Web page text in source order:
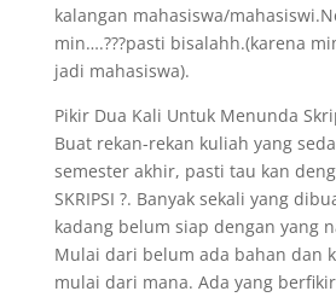
kalangan mahasiswa/
min….???pasti bisalahh.(karena
jadi mahasiswa).
Pikir Dua Kali Untuk Menunda
Buat rekan-rekan kuliah yang
semester akhir, pasti tau kan
SKRIPSI ?. Banyak sekali yang
kadang belum siap dengan yang
Mulai dari belum ada bahan dan
mulai dari mana. Ada yang